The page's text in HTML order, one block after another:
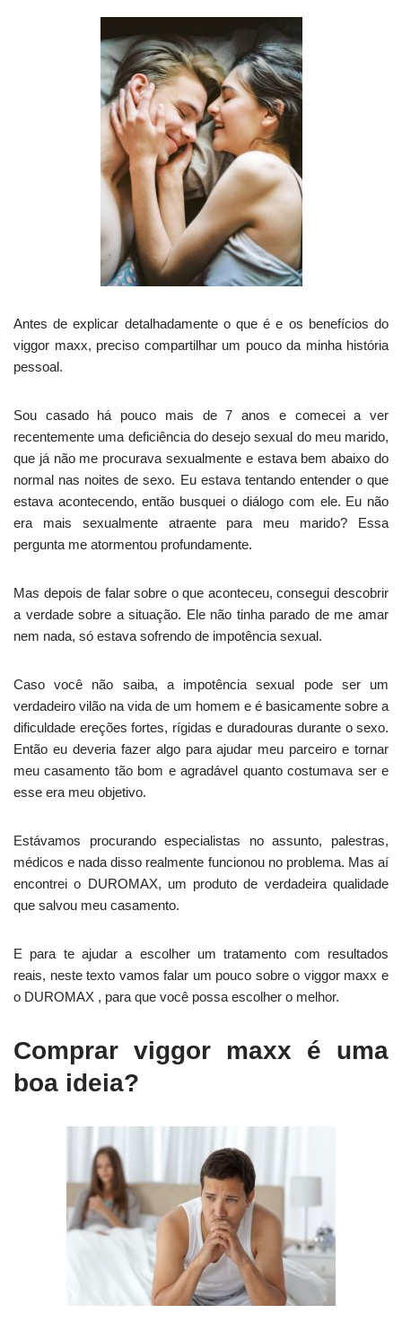
Antes de explicar detalhadamente o que é e os benefícios do
viggor maxx, preciso compartilhar um pouco da minha história
pessoal.
Sou casado há pouco mais de 7 anos e comecei a ver
recentemente uma deficiência do desejo sexual do meu marido,
que já não me procurava sexualmente e estava bem abaixo do
normal nas noites de sexo. Eu estava tentando entender o que
estava acontecendo, então busquei o diálogo com ele. Eu não
era mais sexualmente atraente para meu marido? Essa
pergunta me atormentou profundamente.
Mas depois de falar sobre o que aconteceu, consegui descobrir
a verdade sobre a situação. Ele não tinha parado de me amar
nem nada, só estava sofrendo de impotência sexual.
Caso você não saiba, a impotência sexual pode ser um
verdadeiro vilão na vida de um homem e é basicamente sobre a
dificuldade ereções fortes, rígidas e duradouras durante o sexo.
Então eu deveria fazer algo para ajudar meu parceiro e tornar
meu casamento tão bom e agradável quanto costumava ser e
esse era meu objetivo.
Estávamos procurando especialistas no assunto, palestras,
médicos e nada disso realmente funcionou no problema. Mas aí
encontrei o DUROMAX, um produto de verdadeira qualidade
que salvou meu casamento.
E para te ajudar a escolher um tratamento com resultados
reais, neste texto vamos falar um pouco sobre o viggor maxx e
o DUROMAX , para que você possa escolher o melhor.
Comprar viggor maxx é uma
boa ideia?